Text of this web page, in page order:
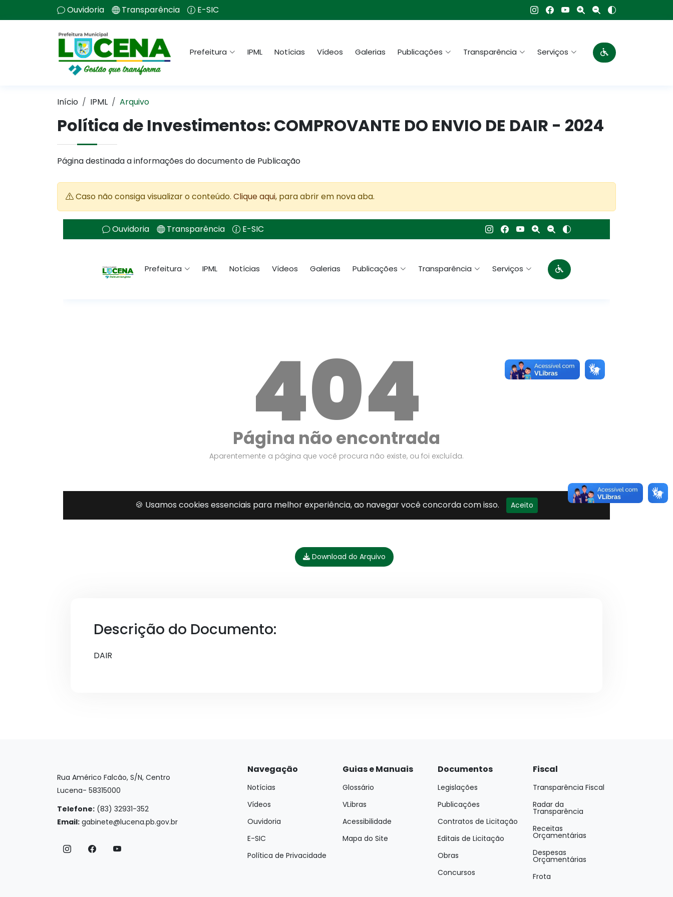
Ouvidoria Transparência E-SIC
Prefeitura IPML Notícias Vídeos Galerias Publicações Transparência Serviços
Início IPML Arquivo
Política de Investimentos: COMPROVANTE DO ENVIO DE DAIR - 2024
Página destinada a informações do documento de Publicação
Caso não consiga visualizar o conteúdo. Clique aqui, para abrir em nova aba.
Download do Arquivo
Descrição do Documento:
DAIR
Rua Américo Falcão, S/N, Centro
Lucena- 58315000
Telefone: (83) 32931-352
Email: gabinete@lucena.pb.gov.br
Navegação
Notícias
Vídeos
Ouvidoria
E-SIC
Política de Privacidade
Guias e Manuais
Glossário
VLibras
Acessibilidade
Mapa do Site
Documentos
Legislações
Publicações
Contratos de Licitação
Editais de Licitação
Obras
Concursos
Fiscal
Transparência Fiscal
Radar da
Transparência
Receitas
Orçamentárias
Despesas
Orçamentárias
Frota